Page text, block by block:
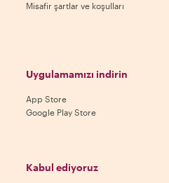
Misafir şartlar ve koşulları
Uygulamamızı indirin
App Store
Google Play Store
Kabul ediyoruz